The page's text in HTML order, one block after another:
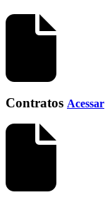
Contratos Acessar